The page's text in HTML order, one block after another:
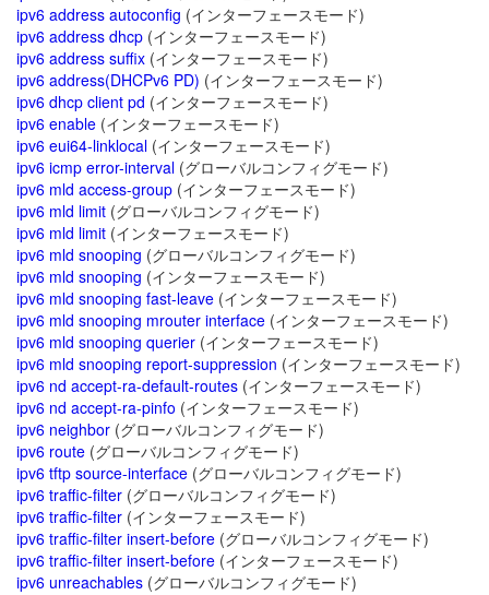
ipv6 address autoconfig (インターフェースモード)
ipv6 address dhcp (インターフェースモード)
ipv6 address suffix (インターフェースモード)
ipv6 address(DHCPv6 PD) (インターフェースモード)
ipv6 dhcp client pd (インターフェースモード)
ipv6 enable (インターフェースモード)
ipv6 eui64-linklocal (インターフェースモード)
ipv6 icmp error-interval (グローバルコンフィグモード)
ipv6 mld access-group (インターフェースモード)
ipv6 mld limit (グローバルコンフィグモード)
ipv6 mld limit (インターフェースモード)
ipv6 mld snooping (グローバルコンフィグモード)
ipv6 mld snooping (インターフェースモード)
ipv6 mld snooping fast-leave (インターフェースモード)
ipv6 mld snooping mrouter interface (インターフェースモード)
ipv6 mld snooping querier (インターフェースモード)
ipv6 mld snooping report-suppression (インターフェースモード)
ipv6 nd accept-ra-default-routes (インターフェースモード)
ipv6 nd accept-ra-pinfo (インターフェースモード)
ipv6 neighbor (グローバルコンフィグモード)
ipv6 route (グローバルコンフィグモード)
ipv6 tftp source-interface (グローバルコンフィグモード)
ipv6 traffic-filter (グローバルコンフィグモード)
ipv6 traffic-filter (インターフェースモード)
ipv6 traffic-filter insert-before (グローバルコンフィグモード)
ipv6 traffic-filter insert-before (インターフェースモード)
ipv6 unreachables (グローバルコンフィグモード)